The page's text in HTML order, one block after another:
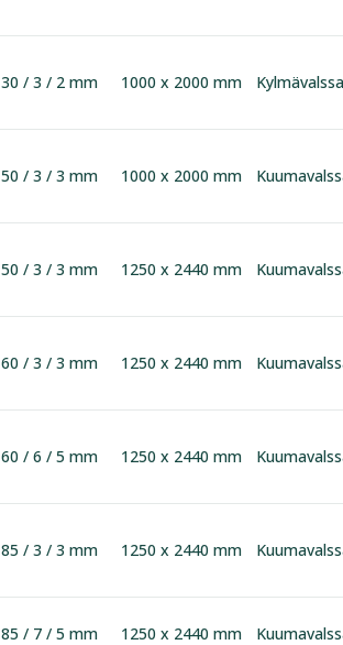
30 / 3 / 2 mm 1000 x 2000 mm
50 / 3 / 3 mm 1000 x 2000 mm
50 / 3 / 3 mm 1250 x 2440 mm
60 / 3 / 3 mm 1250 x 2440 mm
60 / 6 / 5 mm 1250 x 2440 mm
85 / 3 / 3 mm 1250 x 2440 mm
85 / 7 / 5 mm 1250 x 2440 mm